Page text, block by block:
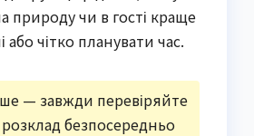
природу чи в гості краще
або чітко планувати час.
— завжди перевіряйте
безпосередньо